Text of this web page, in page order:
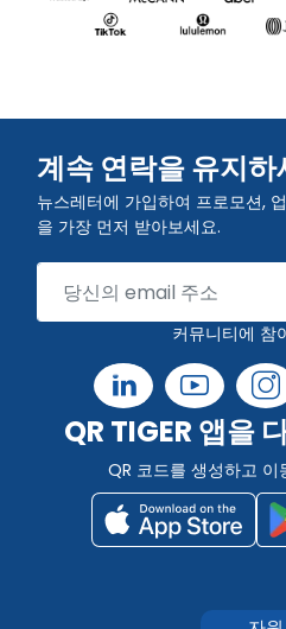
계속 연락을 유지하
뉴스레터에 가입하여 프로모션,
을 가장 먼저 받아보세요.
커뮤니티에 참
QR TIGER 앱을
QR 코드를 생성하고 이